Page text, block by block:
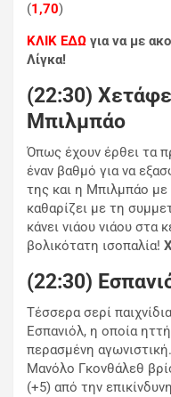
(1,70)
ΚΛΙΚ ΕΔΩ για να με
Λίγκα!
(22:30)
Μπιλμπάο
Όπως έχουν έρθει τα
έναν βαθμό για να
της και η Μπιλμπάο με
καθαρίζει με τη
κάνει νιάου νιάου στα
βολικότατη ισοπαλία! Χ
(22:30)
Τέσσερα σερί
Εσπανιόλ, η οποία
περασμένη
Μανόλο Γκονθάλεθ
(+5) από την